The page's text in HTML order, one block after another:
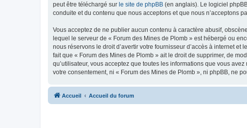
peut être téléchargé sur le site de phpBB (en anglais). Le logiciel
conduite et du contenu que nous acceptons et que nous n’acceptons
Vous acceptez de ne publier aucun contenu à caractère abusif,
lequel le serveur de « Forum des Mines de Plomb » est hébergé ou
nous réservons le droit d’avertir votre fournisseur d’accès à internet
fait que « Forum des Mines de Plomb » ait le droit de supprimer, de
qu’utilisateur, vous acceptez que toutes les informations que vous
votre consentement, ni « Forum des Mines de Plomb », ni phpBB, ne
Accueil Accueil du forum